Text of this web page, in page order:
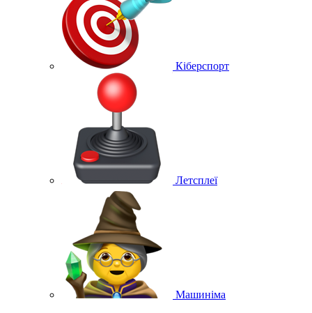
Кіберспорт
Летсплеї
Машиніма